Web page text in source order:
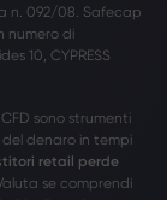
n. 092/08. Safecap
numero di
10, CYPRESS
CFD sono strumenti
denaro in tempi
retail perde
Valuta se comprendi